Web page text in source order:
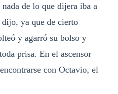
de lo que dijera iba a
ya que de cierto
y agarró su bolso y
prisa. En el ascensor
con Octavio, el